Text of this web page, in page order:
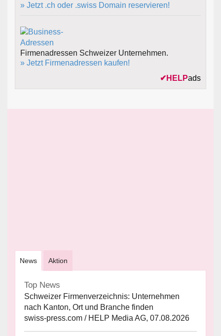
» Jetzt .ch oder .swiss Domain reservieren!
Firmenadressen Schweizer Unternehmen.
» Jetzt Firmenadressen kaufen!
✔ HELPads
News Aktion
Top News
Schweizer Firmenverzeichnis: Unternehmen
nach Kanton, Ort und Branche finden
swiss-press.com / HELP Media AG, 07.08.2026